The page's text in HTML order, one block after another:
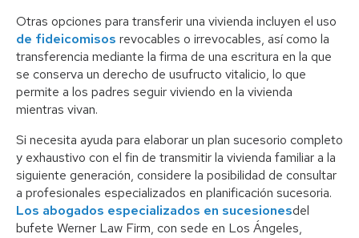
Otras opciones para transferir una vivienda incluyen el uso
de fideicomisos revocables o irrevocables, así como la
transferencia mediante la firma de una escritura en la que
se conserva un derecho de usufructo vitalicio, lo que
permite a los padres seguir viviendo en la vivienda
mientras vivan.
Si necesita ayuda para elaborar un plan sucesorio completo
y exhaustivo con el fin de transmitir la vivienda familiar a la
siguiente generación, considere la posibilidad de consultar
a profesionales especializados en planificación sucesoria.
Los abogados especializados en sucesionesdel
bufete Werner Law Firm, con sede en Los Ángeles,